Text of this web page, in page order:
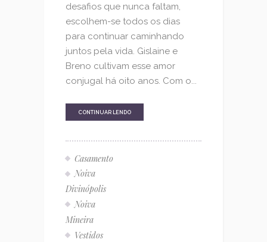
desafios que nunca faltam,
escolhem-se todos os dias
para continuar caminhando
juntos pela vida. Gislaine e
Breno cultivam esse amor
conjugal há oito anos. Com o...
CONTINUAR LENDO
Casamento
Noiva
Divinópolis
Noiva
Mineira
Vestidos